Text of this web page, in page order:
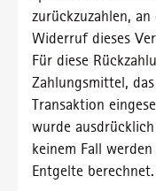
zurückzuzahlen,
Widerruf dieses
Für diese
Zahlungsmittel,
Transaktion
wurde
keinem Fall
Entgelte berechnet.